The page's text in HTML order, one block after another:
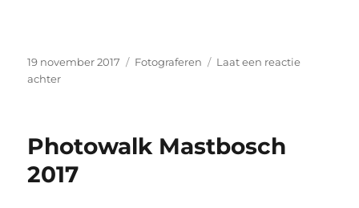
Geplaatst
op
19 november 2017 Categorieën
Fotograferen
Laat een reactie
achterop
–
Photowalk Mastbosch
2017